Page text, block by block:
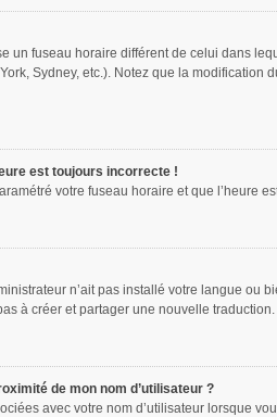
un fuseau horaire différent de celui dans
Sydney, etc.). Notez que la modification
est toujours incorrecte !
votre fuseau horaire et que l’heure
n’ait pas installé votre langue ou
à créer et partager une nouvelle
de mon nom d’utilisateur ?
avec votre nom d’utilisateur lorsque